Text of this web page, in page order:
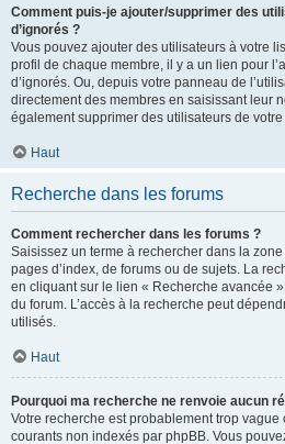
Comment puis-je ajouter/supprimer des
d’ignorés ?
Vous pouvez ajouter des utilisateurs à votre
profil de chaque membre, il y a un lien pour
d’ignorés. Ou, depuis votre panneau de
directement des membres en saisissant leur
également supprimer des utilisateurs de
Haut
Recherche dans les forums
Comment rechercher dans les forums ?
Saisissez un terme à rechercher dans la
pages d’index, de forums ou de sujets. La
en cliquant sur le lien « Recherche avancée
du forum. L’accès à la recherche peut
utilisés.
Haut
Pourquoi ma recherche ne renvoie aucun
Votre recherche est probablement trop
courants non indexés par phpBB. Vous